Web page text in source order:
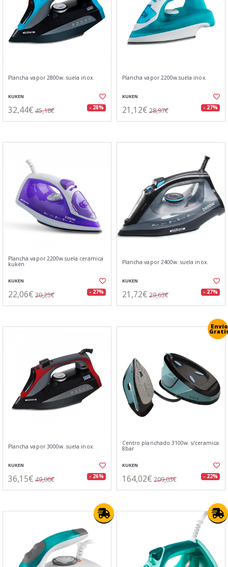
Plancha vapor 2800w. suela inox.
KUKEN
32,44€ 45,18€ - 28%
Plancha vapor 2200w.suela inox.
KUKEN
21,12€ 28,97€ - 27%
Plancha vapor 2200w.suela ceramica
kuken
KUKEN
22,06€ 30,25€ - 27%
Plancha vapor 2400w. suela inox.
KUKEN
21,72€ 29,63€ - 27%
Plancha vapor 3000w. suela inox.
KUKEN
36,15€ 49,06€ - 26%
Envío
Centro planchado 3100w. s/ceramica
8bar
KUKEN
164,02€ 209,03€ - 22%